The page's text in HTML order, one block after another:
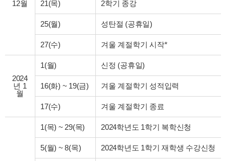
12월 21(목) 2학기 종강
25(월) 성탄절 (공휴일)
27(수) 겨울 계절학기 시작*
2024
년 1
월
1(월) 신정 (공휴일)
16(화) ~ 19(금) 겨울 계절학기 성적입력
17(수) 겨울 계절학기 종료
1(목) ~ 29(목) 2024학년도 1학기 복학신청
5(월) ~ 8(목) 2024학년도 1학기 재학생 수강신청